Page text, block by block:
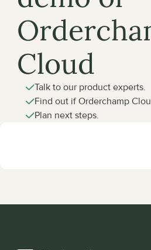
Cloud
Talk to our product experts.
Find out if Orderchamp
Plan next steps.